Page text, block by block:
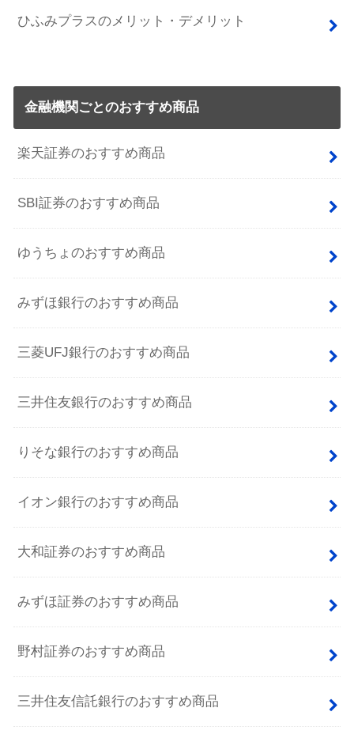
ひふみプラスのメリット・デメリット
金融機関ごとのおすすめ商品
楽天証券のおすすめ商品
SBI証券のおすすめ商品
ゆうちょのおすすめ商品
みずほ銀行のおすすめ商品
三菱UFJ銀行のおすすめ商品
三井住友銀行のおすすめ商品
りそな銀行のおすすめ商品
イオン銀行のおすすめ商品
大和証券のおすすめ商品
みずほ証券のおすすめ商品
野村証券のおすすめ商品
三井住友信託銀行のおすすめ商品